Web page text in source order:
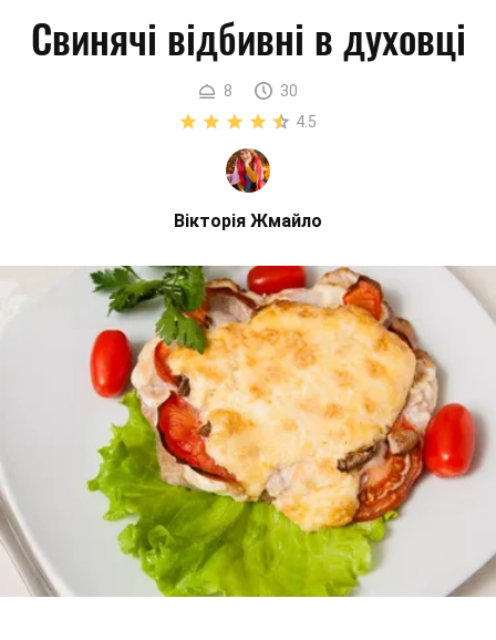
Свинячі відбивні в духовці
8
30
4.5
Вікторія Жмайло